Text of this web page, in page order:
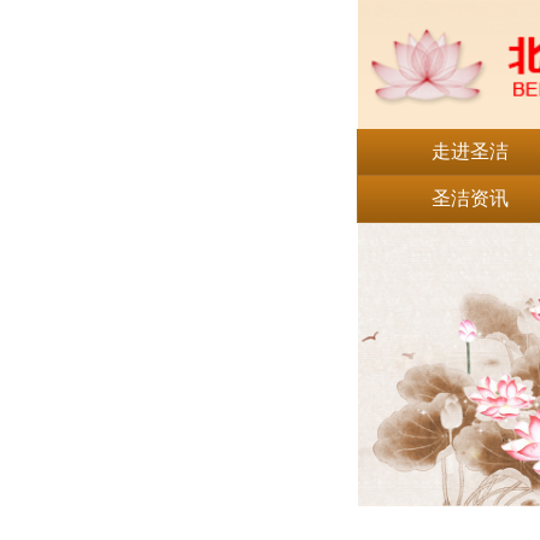
走进圣洁
圣洁资讯